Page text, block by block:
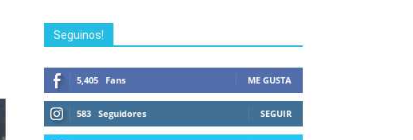
Seguinos!
5,405 Fans ME GUSTA
583 Seguidores SEGUIR